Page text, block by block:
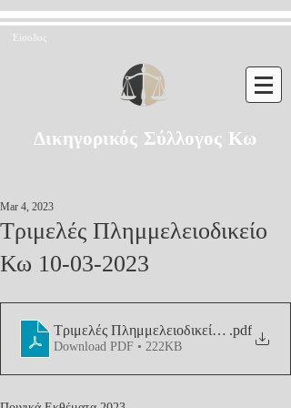
Είσοδος
Δικηγορικός Σύλλογος Κω
Τριμελές Πλημμελειοδικείο
Κω 10-03-2023
Mar 4, 2023
Τριμελές Πλημμελειοδικείο Κω 10-03-
.pdf
Download PDF • 222KB